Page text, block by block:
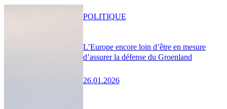
L’Europe encore loin d’être en mesure
d’assurer la défense du Groenland
26.01.2026
POLITIQUE